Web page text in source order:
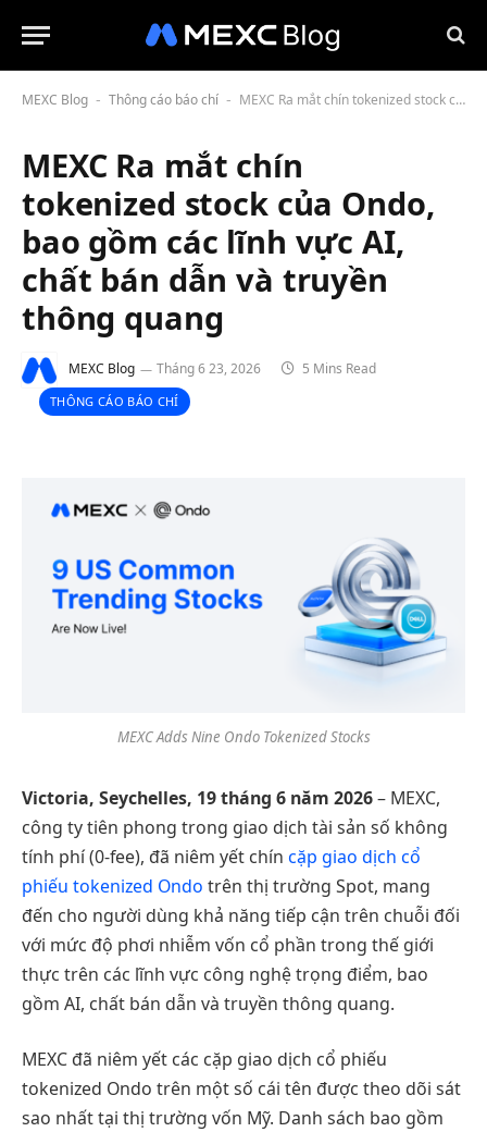
MEXC Blog - Thông cáo báo chí - MEXC Ra mắt chín tokenized stock của Ondo, bao gồm các lĩnh vực AI, chất bán dẫn và truyền thông quang
MEXC Ra mắt chín
tokenized stock của Ondo,
bao gồm các lĩnh vực AI,
chất bán dẫn và truyền
thông quang
MEXC Blog Tháng 6 23, 2026 5 Mins Read
THÔNG CÁO BÁO CHÍ
MEXC Adds Nine Ondo Tokenized Stocks
Victoria, Seychelles, 19 tháng 6 năm 2026– MEXC,
công ty tiên phong trong giao dịch tài sản số không
tính phí (0-fee), đã niêm yết chín cặp giao dịch cổ
phiếu tokenized Ondo trên thị trường Spot, mang
đến cho người dùng khả năng tiếp cận trên chuỗi đối
với mức độ phơi nhiễm vốn cổ phần trong thế giới
thực trên các lĩnh vực công nghệ trọng điểm, bao
gồm AI, chất bán dẫn và truyền thông quang.
MEXC đã niêm yết các cặp giao dịch cổ phiếu
tokenized Ondo trên một số cái tên được theo dõi sát
sao nhất tại thị trường vốn Mỹ. Danh sách bao gồm